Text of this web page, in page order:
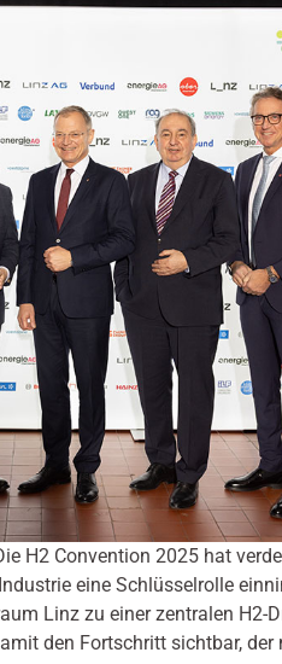
H2 Convention 2025 hat
eine Schlüsselrolle
Linz zu einer zentralen H2-
den Fortschritt sichtbar, der